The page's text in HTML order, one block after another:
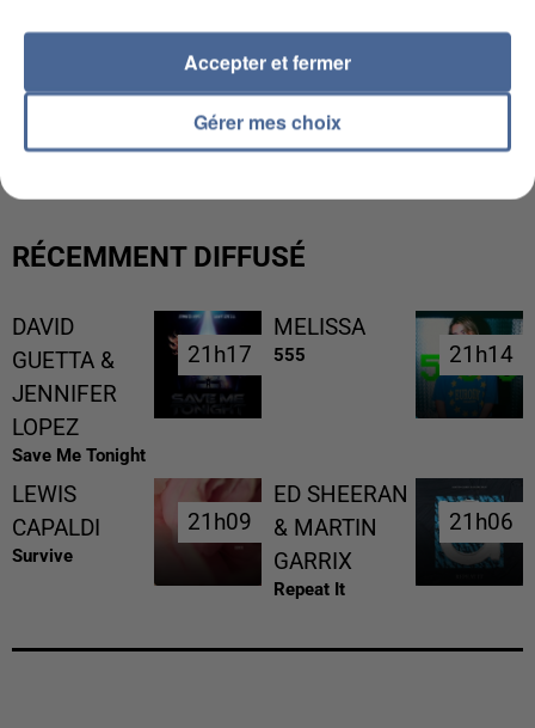
L’UN DES FONDATEURS SUPPOSÉS DE LA DZ
MAFIA INTERPELLÉ EN ALGÉRIE
RÉCEMMENT DIFFUSÉ
DAVID
GUETTA &
JENNIFER
LOPEZ
Save Me Tonight
21h17
21h17
MELISSA
555 21h14
21h14
LEWIS
CAPALDI
Survive
21h09
21h09
ED SHEERAN
& MARTIN
GARRIX
Repeat It
21h06
21h06
Gérer mes choix
Accepter et fermer